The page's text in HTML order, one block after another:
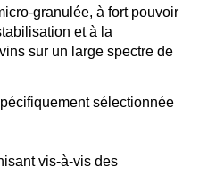
granulée, à fort pouvoir
et à la
sur un large spectre de
sélectionnée
vis-à-vis des